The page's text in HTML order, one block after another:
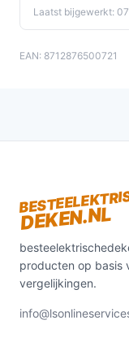
Laatst bijgewerkt:
EAN: 8712876500721
DEKEN.NL
producten op basis
vergelijkingen.